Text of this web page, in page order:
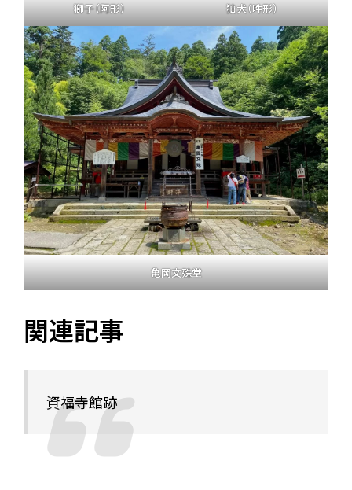
獅子（阿形） 狛犬（吽形）
亀岡文殊堂
関連記事
資福寺館跡